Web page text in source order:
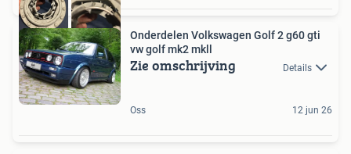
Onderdelen Volkswagen Golf 2 g60 gti
vw golf mk2 mkll
Zie omschrijving Details
Oss 12 jun 26